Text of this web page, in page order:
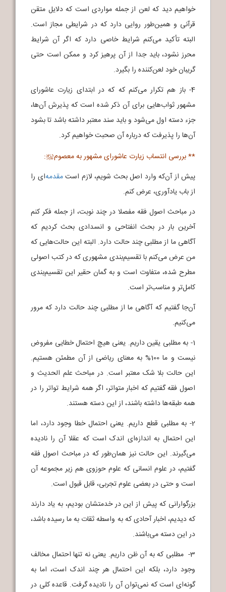
خواهیم دید که لعن از جمله مواردی است که دلایل متقن
قرآنی و همین‌طور روایی دارد که در شرایطی مجاز است.
البته تأکید می‌کنم شرایط خاصی دارد که اگر آن شرایط
محرز نشود، باید جدا از آن پرهیز کرد و ممکن است حتی
گریبان خود لعن‌کننده را بگیرد.
4- باز هم تکرار می‌کنم که که در ابتدای زیارت عاشورای
مشهور ثواب‌هایی برای آن ذکر شده است که پذیرش آن‌ها،
جزء دسته اول می‌شود و باید سند معتبر داشته باشد تا بشود
آن‌ها را پذیرفت که درباره آن صحبت خواهیم کرد.
** بررسی انتساب زیارت عاشورای مشهور به معصومj
:
پیش از آن‌که وارد اصل بحث شویم، لازم استمقدمه‌ای را
از باب یادآوری، عرض کنم.
در مباحث اصول فقه مفصلا در چند نوبت، از جمله فکر کنم
آخرین بار در بحث انفتاحی و انسدادی بحث کردیم که
آگاهی ما از مطلبی چند حالت دارد. البته این حالت‌هایی که
من عرض می‌کنم با تقسیم‌بندی مشهوری که در کتب اصولی
مطرح شده، متفاوت است و به گمان حقیر این تقسیم‌بندی
کامل‌تر و مناسب‌تر است.
آن‌جا گفتیم که آگاهی ما از مطلبی چند حالت دارد که مرور
می‌کنیم.
1- به مطلبی یقین داریم. یعنی هیچ احتمال خطایی مفروض
نیست و ما 100% به معنای ریاضی از آن مطمئن هستیم.
این حالت بلا شک معتبر است. در مباحث علم الحدیث و
اصول فقه گفتیم که اخبار متواتر، اگر همه شرایط تواتر را در
همه طبقه‌ها داشته باشند، از این دسته هستند.
2- به مطلبی قطع داریم. یعنی احتمال خطا وجود دارد، اما
این احتمال به اندازه‌ای اندک است که عقلا آن را نادیده
می‌گیرند. این حالت نیز همان‌طور که در مباحث اصول فقه
گفتیم، در علوم انسانی که علوم حوزوی هم زیر مجموعه آن
است و حتی در بعضی علوم تجربی، قابل قبول است.
بزرگوارانی که پیش از این در خدمتشان بودیم، به یاد دارند
که دیدیم، اخبار آحادی که به واسطه ثقات به ما رسیده باشد،
در این دسته می‌باشند.
3- مطلبی که به آن ظن داریم. یعنی نه تنها احتمال مخالف
وجود دارد، بلکه این احتمال هر چند اندک است، اما به
گونه‌ای است که نمی‌توان آن را نادیده گرفت. قاعده کلی در